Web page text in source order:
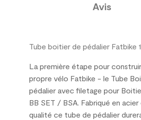
Avis
Tube boitier de pédalier Fatbike
La première étape pour
propre vélo Fatbike - le Tube
pédalier avec filetage pour
BB SET / BSA. Fabriqué en acier
qualité ce tube de pédalier